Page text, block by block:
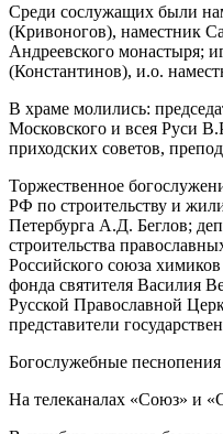
Среди сослужащих были
(Кривоногов), наместник
Андреевского монастыря;
(Константинов), и.о.
В храме молились:
Московского и всея Руси
приходских советов,
Торжественное
РФ по строительству и
Петербурга А.Д. Беглов;
строительства
Российского союза
фонда святителя Василия
Русской Православной
представители
Богослужебные
На телеканалах «Союз» и